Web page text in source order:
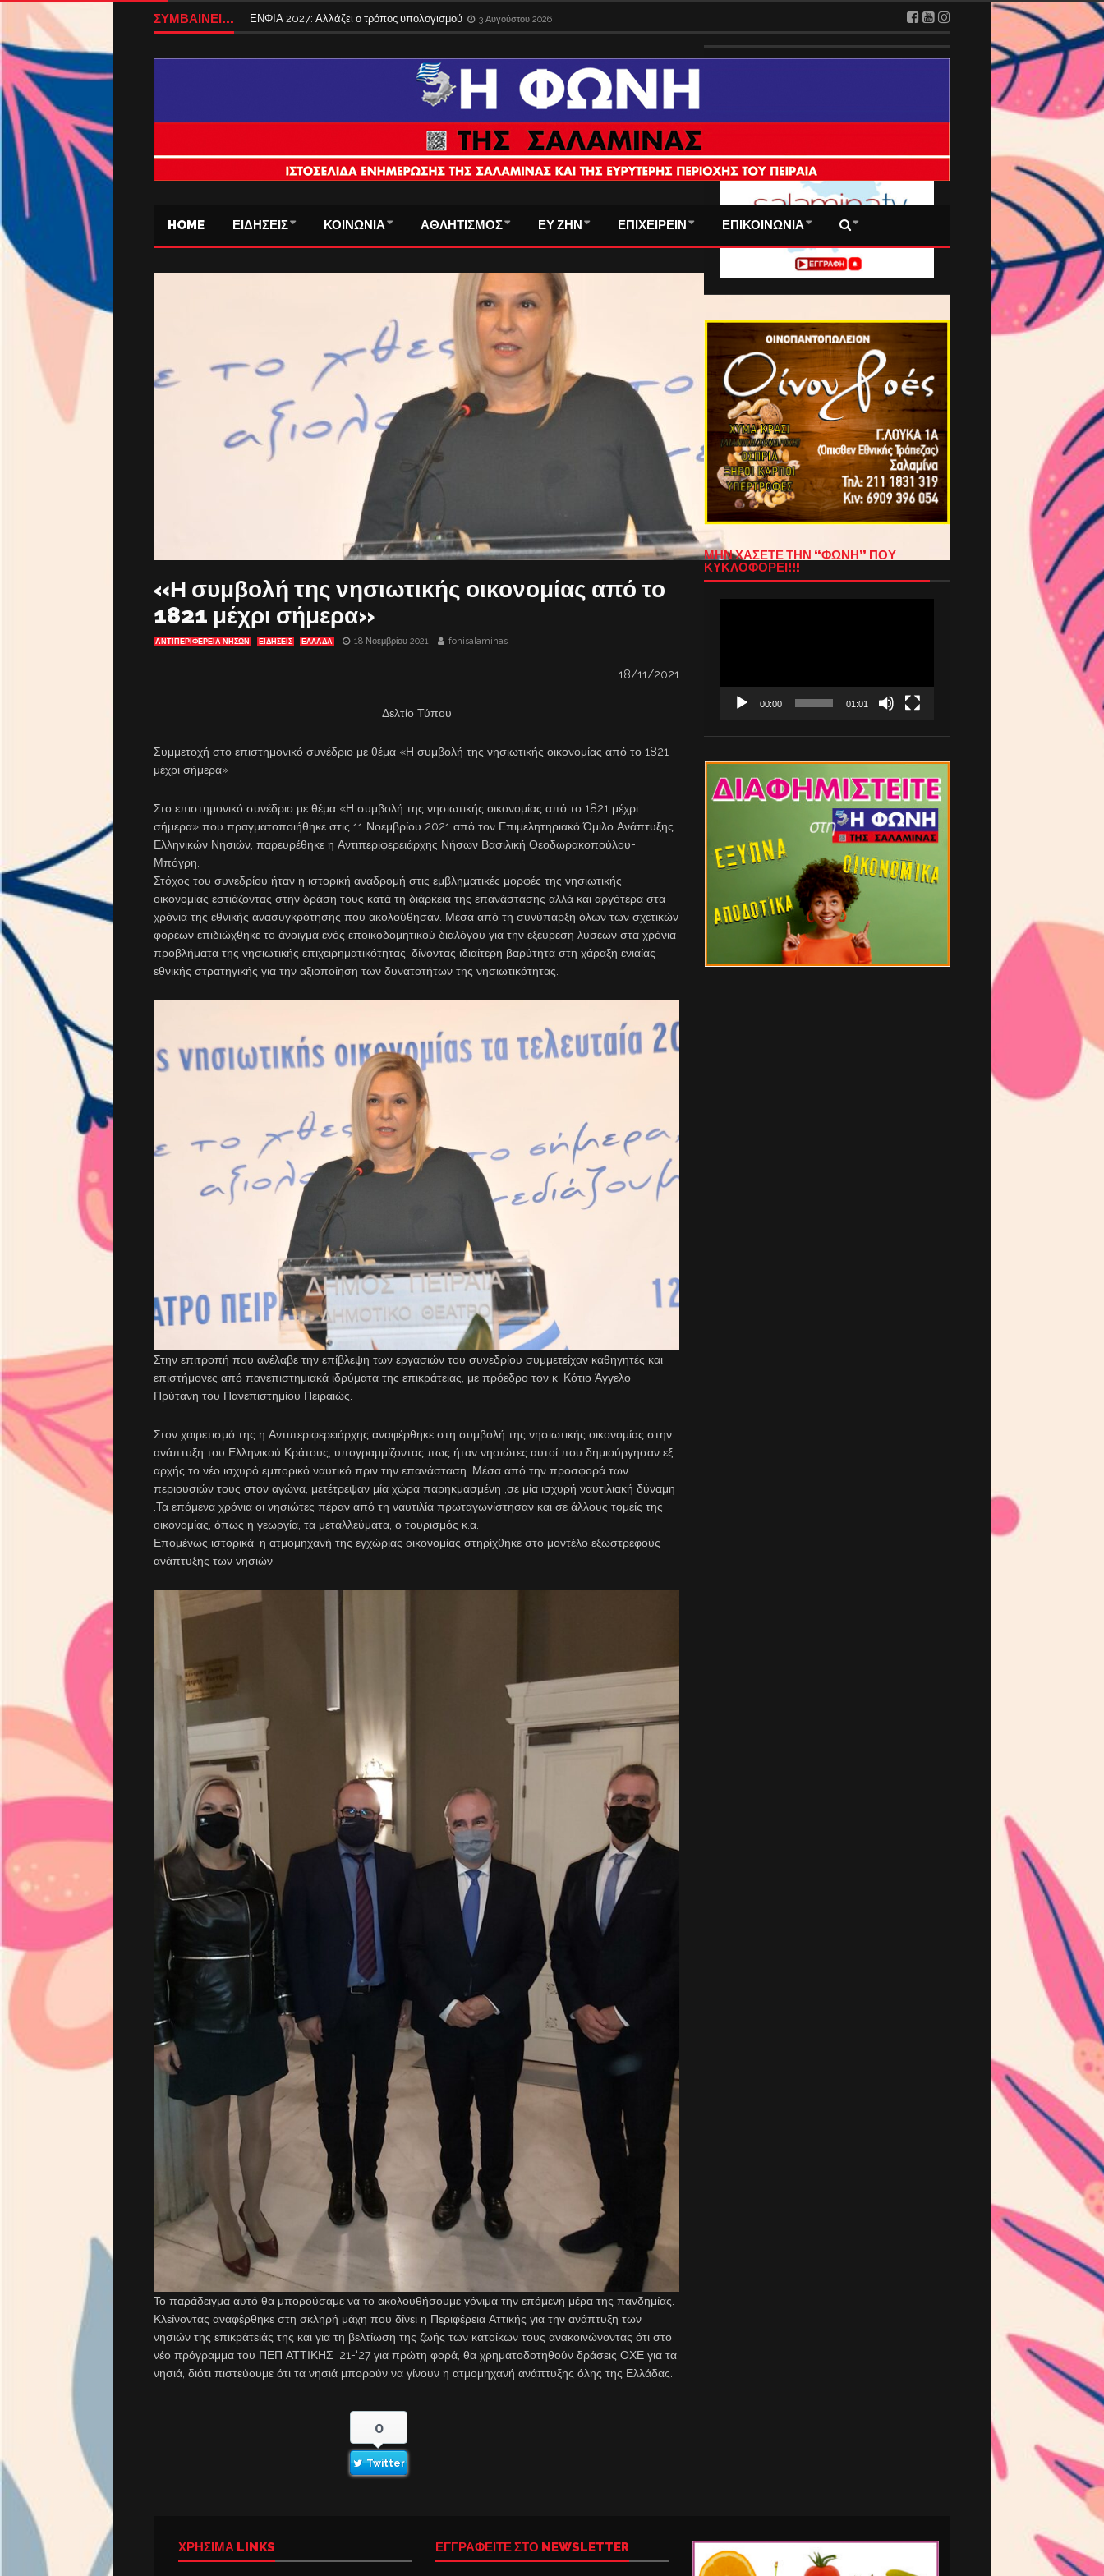
ΣΥΜΒΑΙΝΕΙ... ΕΝΦΙΑ 2027: Αλλάζει ο τρόπος υπολογισμού 3 Αυγούστου 2026
HOME ΕΙΔΗΣΕΙΣ ΚΟΙΝΩΝΙΑ ΑΘΛΗΤΙΣΜΟΣ ΕΥ ΖΗΝ ΕΠΙΧΕΙΡΕΙΝ ΕΠΙΚΟΙΝΩΝΙΑ
«Η συμβολή της νησιωτικής οικονομίας από το
1821 μέχρι σήμερα»
ΑΝΤΙΠΕΡΙΦΈΡΕΙΑ ΝΉΣΩΝ ΕΙΔΗΣΕΙΣ ΕΛΛΑΔΑ 18 Νοεμβρίου 2021 fonisalaminas
18/11/2021
Δελτίο Τύπου
Συμμετοχή στο επιστημονικό συνέδριο με θέμα «Η συμβολή της νησιωτικής οικονομίας από το 1821
μέχρι σήμερα»
Στο επιστημονικό συνέδριο με θέμα «Η συμβολή της νησιωτικής οικονομίας από το 1821 μέχρι
σήμερα» που πραγματοποιήθηκε στις 11 Νοεμβρίου 2021 από τον Επιμελητηριακό Όμιλο Ανάπτυξης
Ελληνικών Νησιών, παρευρέθηκε η Αντιπεριφερειάρχης Νήσων Βασιλική Θεοδωρακοπούλου-
Μπόγρη.
Στόχος του συνεδρίου ήταν η ιστορική αναδρομή στις εμβληματικές μορφές της νησιωτικής
οικονομίας εστιάζοντας στην δράση τους κατά τη διάρκεια της επανάστασης αλλά και αργότερα στα
χρόνια της εθνικής ανασυγκρότησης που ακολούθησαν. Μέσα από τη συνύπαρξη όλων των σχετικών
φορέων επιδιώχθηκε το άνοιγμα ενός εποικοδομητικού διαλόγου για την εξεύρεση λύσεων στα χρόνια
προβλήματα της νησιωτικής επιχειρηματικότητας, δίνοντας ιδιαίτερη βαρύτητα στη χάραξη ενιαίας
εθνικής στρατηγικής για την αξιοποίηση των δυνατοτήτων της νησιωτικότητας.
Στην επιτροπή που ανέλαβε την επίβλεψη των εργασιών του συνεδρίου συμμετείχαν καθηγητές και
επιστήμονες από πανεπιστημιακά ιδρύματα της επικράτειας, με πρόεδρο τον κ. Κότιο Άγγελο,
Πρύτανη του Πανεπιστημίου Πειραιώς.
Στον χαιρετισμό της η Αντιπεριφερειάρχης αναφέρθηκε στη συμβολή της νησιωτικής οικονομίας στην
ανάπτυξη του Ελληνικού Κράτους, υπογραμμίζοντας πως ήταν νησιώτες αυτοί που δημιούργησαν εξ
αρχής το νέο ισχυρό εμπορικό ναυτικό πριν την επανάσταση. Μέσα από την προσφορά των
περιουσιών τους στον αγώνα, μετέτρεψαν μία χώρα παρηκμασμένη ,σε μία ισχυρή ναυτιλιακή δύναμη
.Τα επόμενα χρόνια οι νησιώτες πέραν από τη ναυτιλία πρωταγωνίστησαν και σε άλλους τομείς της
οικονομίας, όπως η γεωργία, τα μεταλλεύματα, ο τουρισμός κ.α.
Επομένως ιστορικά, η ατμομηχανή της εγχώριας οικονομίας στηρίχθηκε στο μοντέλο εξωστρεφούς
ανάπτυξης των νησιών.
Το παράδειγμα αυτό θα μπορούσαμε να το ακολουθήσουμε γόνιμα την επόμενη μέρα της πανδημίας.
Κλείνοντας αναφέρθηκε στη σκληρή μάχη που δίνει η Περιφέρεια Αττικής για την ανάπτυξη των
νησιών της επικράτειάς της και για τη βελτίωση της ζωής των κατοίκων τους ανακοινώνοντας ότι στο
νέο πρόγραμμα του ΠΕΠ ΑΤΤΙΚΗΣ ’21-‘27 για πρώτη φορά, θα χρηματοδοτηθούν δράσεις ΟΧΕ για τα
νησιά, διότι πιστεύουμε ότι τα νησιά μπορούν να γίνουν η ατμομηχανή ανάπτυξης όλης της Ελλάδας.
0
Twitter
ΜΗΝ ΧΑΣΕΤΕ ΤΗΝ “ΦΩΝΗ” ΠΟΥ
ΚΥΚΛΟΦΟΡΕΙ!!!
00:00 01:01
ΧΡΉΣΙΜΑ LINKS ΕΓΓΡΑΦΕΙΤΕ ΣΤΟ NEWSLETTER